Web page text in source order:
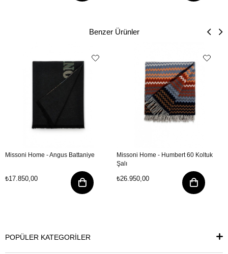
Benzer Ürünler
Missoni Home - Angus Battaniye
₺17.850,00
Missoni Home - Humbert 60 Koltuk
Şalı
₺26.950,00
POPÜLER KATEGORİLER